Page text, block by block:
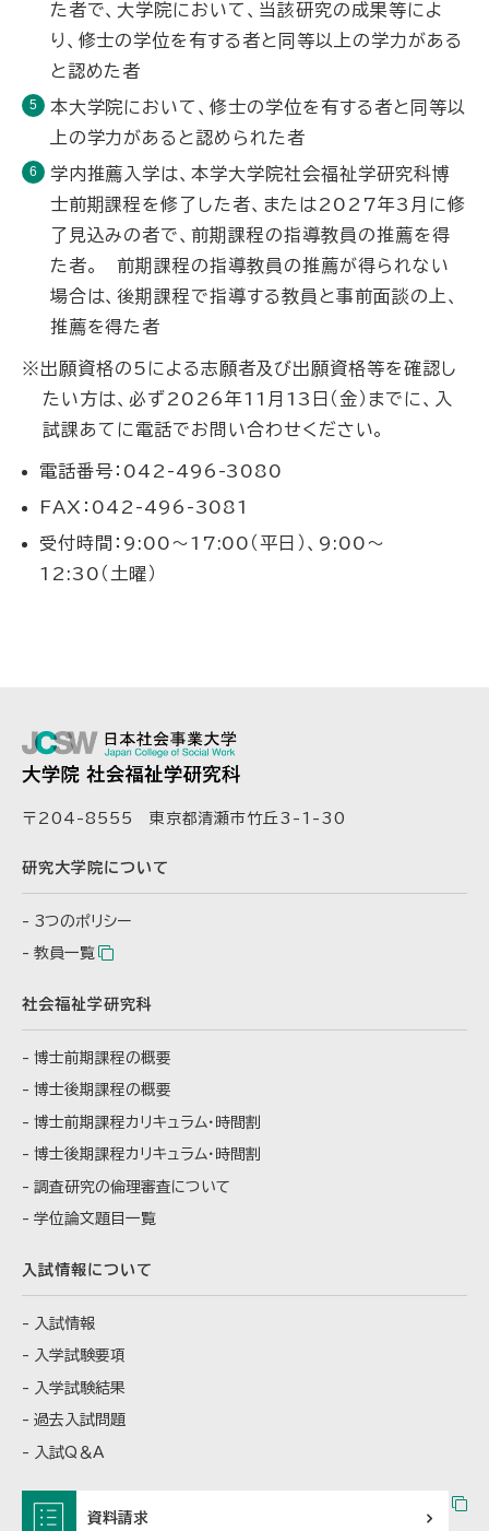
た者で、大学院において、当該研究の成果等によ
り、修士の学位を有する者と同等以上の学力がある
と認めた者
本大学院において、修士の学位を有する者と同等以
上の学力があると認められた者
学内推薦入学は、本学大学院社会福祉学研究科博
士前期課程を修了した者、または2027年3月に修
了見込みの者で、前期課程の指導教員の推薦を得
た者。 前期課程の指導教員の推薦が得られない
場合は、後期課程で指導する教員と事前面談の上、
推薦を得た者
※出願資格の5による志願者及び出願資格等を確認し
たい方は、必ず2026年11月13日（金）までに、入
試課あてに電話でお問い合わせください。
電話番号：042-496-3080
FAX：042-496-3081
受付時間：9:00～17:00（平日）、9:00～
12:30（土曜）
〒204-8555 東京都清瀬市竹丘3-1-30
研究大学院について
3つのポリシー
教員一覧
社会福祉学研究科
博士前期課程の概要
博士後期課程の概要
博士前期課程カリキュラム・時間割
博士後期課程カリキュラム・時間割
調査研究の倫理審査について
学位論文題目一覧
入試情報について
入試情報
入学試験要項
入学試験結果
過去入試問題
入試Q＆A
資料請求